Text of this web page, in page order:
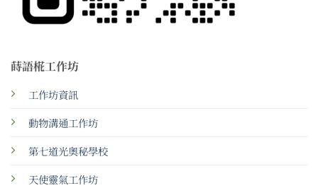
蒔語椛工作坊
工作坊資訊
動物溝通工作坊
第七道光奧秘學校
天使靈氣工作坊